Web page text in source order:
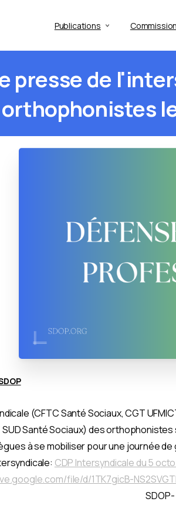
Publications
pressede
orthophonistes
(CFTC Santé Sociaux, CGT
SUD Santé Sociaux) des
à se mobiliser pour une journée de
CDP Intersyndicale du 5
file/d/1TK7gicB-
SDOP-